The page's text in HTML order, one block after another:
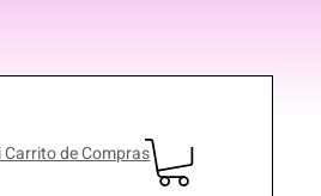
Carrito de Compras